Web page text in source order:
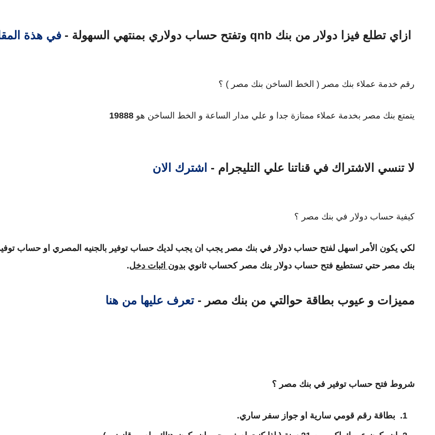
ازاي تطلع فيزا دولار من بنك qnb وتفتح حساب دولاري بمنتهي السهولة - في هذة
رقم خدمة عملاء بنك مصر ( الخط الساخن بنك مصر ) ؟
يتمتع بنك مصر بخدمة عملاء ممتازة جدا و علي مدار الساعة و الخط الساخن هو 19888
لا تنسي الاشتراك في قناتنا علي التليجرام - اشترك الان
كيفية حساب دولار في بنك مصر ؟
لكي يكون الأمر اسهل لفتح حساب دولار في بنك مصر يجب ان يجب لديك حساب توفير بالجنيه المصري او حساب
بنك مصر حتي تستطيع فتح حساب دولار بنك مصر كحساب ثانوي بدون اثبات دخل.
مميزات و عيوب بطاقة حوالتي من بنك مصر - تعرف عليها من هنا
شروط فتح حساب توفير في بنك مصر ؟
بطاقة رقم قومي سارية او جواز سفر ساري.